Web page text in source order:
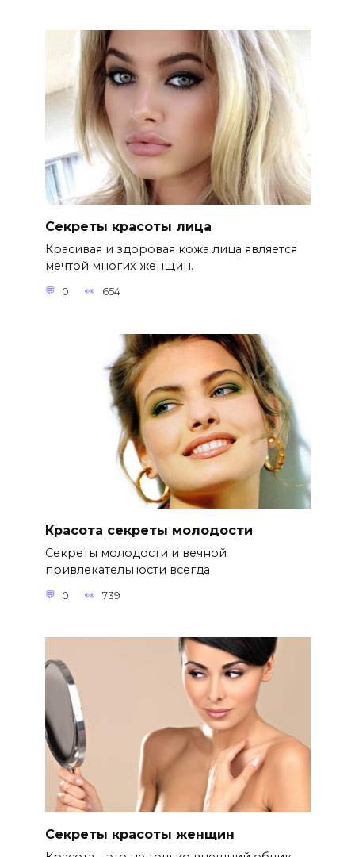
Секреты красоты лица
Красивая и здоровая кожа лица является
мечтой многих женщин.
0 654
Красота секреты молодости
Секреты молодости и вечной
привлекательности всегда
0 739
Секреты красоты женщин